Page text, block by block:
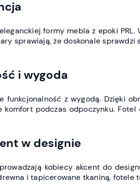
formy mebla z epoki
sprawiają, że doskonale
i wygoda
funkcjonalność z wygodą. Dzięki
podczas odpoczynku.
w designie
kobiecy akcent do
i tapicerowane tkaniną,